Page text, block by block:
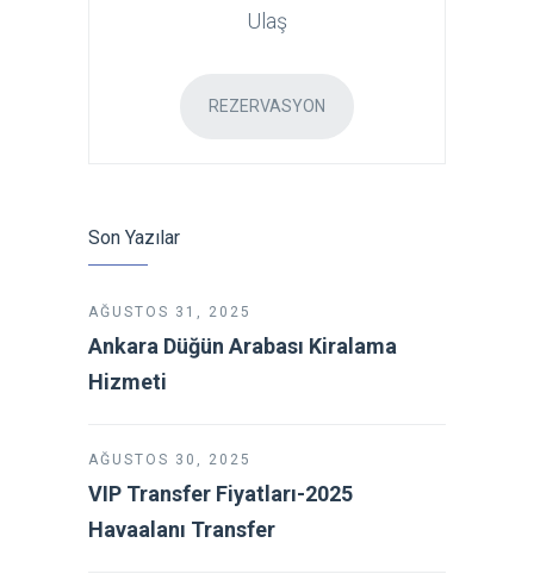
Ulaş
REZERVASYON
Son Yazılar
AĞUSTOS 31, 2025
Ankara Düğün Arabası Kiralama
Hizmeti
AĞUSTOS 30, 2025
VIP Transfer Fiyatları-2025
Havaalanı Transfer